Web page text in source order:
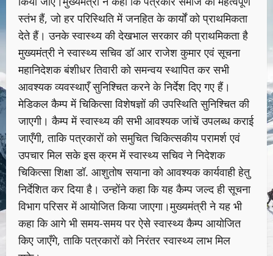
स्तंभ हैं, जो हर परिस्थिति में जनहित के कार्यों को प्राथमिकता
देते हैं। उनके स्वास्थ्य की देखभाल सरकार की प्राथमिकता है
मुख्यमंत्री ने स्वास्थ्य सचिव डॉ आर राजेश कुमार एवं सूचना
महानिदेशक बंशीधर तिवारी को समन्वय स्थापित कर सभी
आवश्यक व्यवस्थाएँ सुनिश्चित करने के निर्देश दिए गए हैं।
मेडिकल कैम्प में चिकित्सा विशेषज्ञों की उपस्थिति सुनिश्चित की
जाएगी। कैम्प में स्वास्थ्य की सभी आवश्यक जांचें उपलब्ध कराई
जाएँगी, ताकि पत्रकारों को समुचित चिकित्सकीय परामर्श एवं
उपचार मिल सके इस क्रम में स्वास्थ्य सचिव ने निदेशक
चिकित्सा शिक्षा डॉ. आशुतोष सयाना को आवश्यक कार्यवाही हेतु
निर्देशित कर दिया है। उन्होंने कहा कि यह कैम्प जल्द ही सूचना
विभाग परिसर में आयोजित किया जाएगा।मुख्यमंत्री ने यह भी
कहा कि आगे भी समय-समय पर ऐसे स्वास्थ्य कैम्प आयोजित
किए जाएँगे, ताकि पत्रकारों को निरंतर स्वास्थ्य लाभ मिल